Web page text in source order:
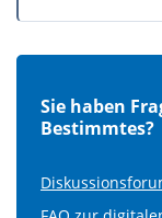
Sie haben
Bestimmtes?